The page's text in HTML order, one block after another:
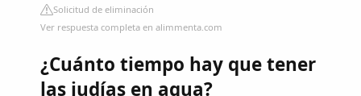
Solicitud de eliminación
Ver respuesta completa en alimmenta.com
¿Cuánto tiempo hay que tener
las judías en agua?